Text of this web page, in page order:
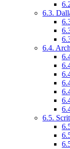
6.3.
6.4.
6.5.